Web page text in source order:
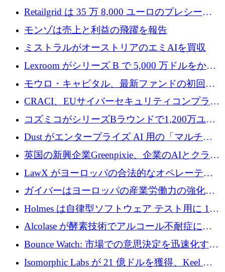
100万ユーロを確保
Retailgrid は 35 万 8,000 ユーロのプレシード
ラウンドで小売業のスプレッドシートをター
ゲットにしています
モンゾは売上と利益の飛躍を報告
ミストラルがオーストリアのエミAIを買収
Lexroom がシリーズ B で 5,000 万ドルをかけ
てヨーロッパ大陸法用の法律 AI を構築
モウロ・キャピタル、最新ファンドの初回ク
ローズで4億ドルを確保
CRACI、EUサイバーセキュリティコンプライ
アンスプラットフォームのために140万ユーロ
コズミコがシリーズBラウンドで1,200万ユー
ロを調達
Dust がエンタープライズ AI 用の「マルチプ
レイヤー」オペレーティング システムを構築
するシリーズ B で 4,000 万ドルを調達
英国の新興企業Greenpixie、企業のAIとクラウ
ドのエネルギー無駄を削減するために470万ポ
ンドを調達
LawX がヨーロッパの合法的なオペレーティ
ング システムを構築するために 750 万ユーロ
を調達
ガイバーはヨーロッパの産業労働力の強化に
貢献するために 140 万ユーロを獲得
Holmes は自律型ソフトウェア テスト用に 110
万ユーロのプレシードを提供して開始
Alcolase が酵素技術でアルコール不耐症に取
り組むために 150 万ユーロを調達
Bounce Watch: 市場での意思決定を迅速化する
ためのインテリジェンス層を構築する
Isomorphic Labs が 21 億ドルを獲得、Keel の